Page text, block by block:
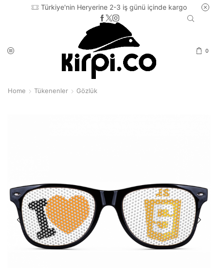
Türkiye'nin Heryerine 2-3 iş günü içinde kargo
0
Home Tükenenler Gözlük